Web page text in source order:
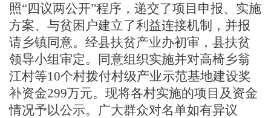
照“四议两公开”程序，递交了项目申报、实施
方案、与贫困户建立了利益连接机制，并报
请乡镇同意。经县扶贫产业办初审，县扶贫
领导小组审定。同意组织实施并对高椅乡翁
江村等10个村拨付村级产业示范基地建设奖
补资金299万元。 现将各村实施的项目及资金
情况予以公示。 广大群众对名单如有异议